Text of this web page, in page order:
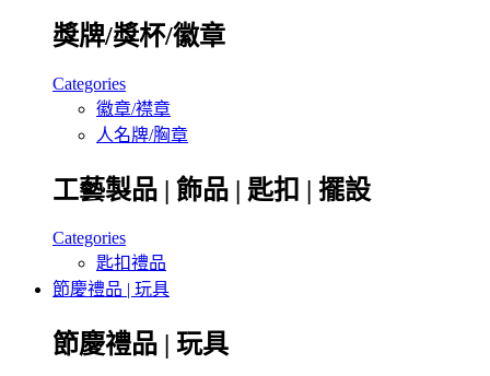
獎牌/獎杯/徽章
Categories
徽章/襟章
人名牌/胸章
工藝製品 | 飾品 | 匙扣 | 擺設
Categories
匙扣禮品
節慶禮品 | 玩具
節慶禮品 | 玩具